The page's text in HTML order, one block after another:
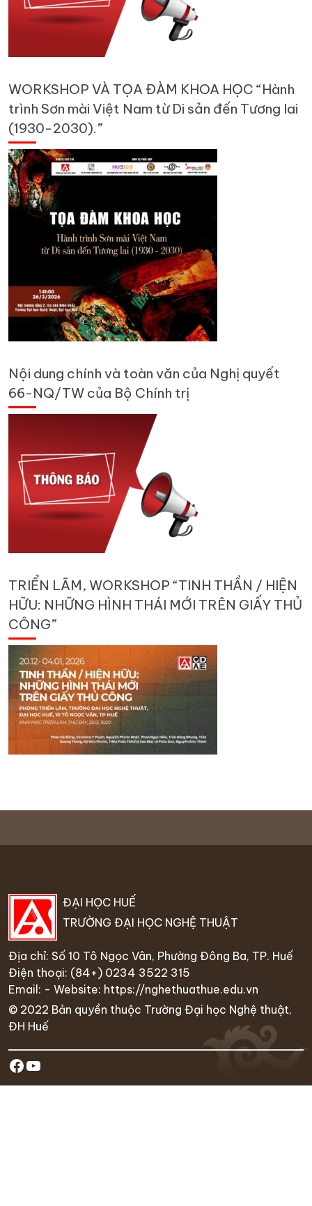
WORKSHOP VÀ TỌA ĐÀM KHOA HỌC “Hành
trình Sơn mài Việt Nam từ Di sản đến Tương lai
(1930-2030).”
Nội dung chính và toàn văn của Nghị quyết
66-NQ/TW của Bộ Chính trị
TRIỂN LÃM, WORKSHOP “TINH THẦN / HIỆN
HỮU: NHỮNG HÌNH THÁI MỚI TRÊN GIẤY THỦ
CÔNG”
ĐẠI HỌC HUẾ
TRƯỜNG ĐẠI HỌC NGHỆ THUẬT
Địa chỉ: Số 10 Tô Ngọc Vân, Phường Đông Ba, TP. Huế
Điện thoại: (84+) 0234 3522 315
Email: - Website: https://nghethuathue.edu.vn
© 2022 Bản quyền thuộc Trường Đại học Nghệ thuật,
ĐH Huế
https://www.facebook.com/
Youtube